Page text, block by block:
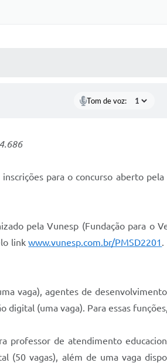
Tom de voz:
para o concurso aberto
pela Vunesp (Fundação para o
linkwww.vunesp.com.br/PMSD2201 .
vaga), agentes de
(uma vaga). Para essas
professor de atendimento
vagas), além de uma vaga